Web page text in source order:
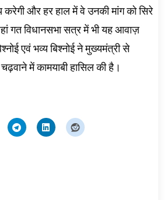
करेगी और हर हाल में वे उनकी मांग को सिरे
गत विधानसभा सत्र में भी यह आवाज़
एवं भव्य बिश्नोई ने मुख्यमंत्री से
में कामयाबी हासिल की है।